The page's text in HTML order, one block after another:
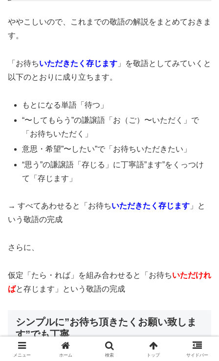
ややこしいので、これまでの敬語の解説をまとめておきま
す。
「お待ちいただきたく存じます 」を敬語としてみていくと
以下のとおりに成り立ちます。
もとになる単語「待つ」
“〜してもらう”の謙譲語「お（ご）〜いただく」で
「お待ちいただく」
意思・希望”〜したい”で「お待ちいただきたい」
“思う”の謙譲語「存じる」に丁寧語”ます”をくっつけ
て「存じます」
→ すべてあわせると「お待ちいただきたく存じます 」と
いう敬語の完成
さらに、
仮定「たら・れば」を組み合わせると「お待ちいただけれ
ばと存じます」という敬語の完成
シンプルに”お待ち頂きたくお願い致しま
す”でも丁寧
メニュー ホーム 検索 トップ サイドバー